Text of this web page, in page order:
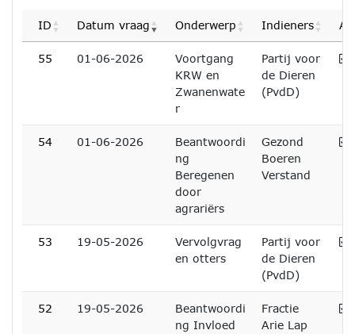
ID Datum vraag Onderwerp Indieners
55 01-06-2026
Voortgang
KRW en
Zwanenwate
r
Partij voor
de Dieren
(PvdD)
54 01-06-2026
Beantwoordi
ng
Beregenen
door
agrariërs
Gezond
Boeren
Verstand
53 19-05-2026
Vervolgvrag
en otters
Partij voor
de Dieren
(PvdD)
52 19-05-2026
Beantwoordi
ng Invloed
Fractie
Arie Lap